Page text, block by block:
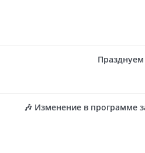
Празднуем
🎶 Изменение в программе